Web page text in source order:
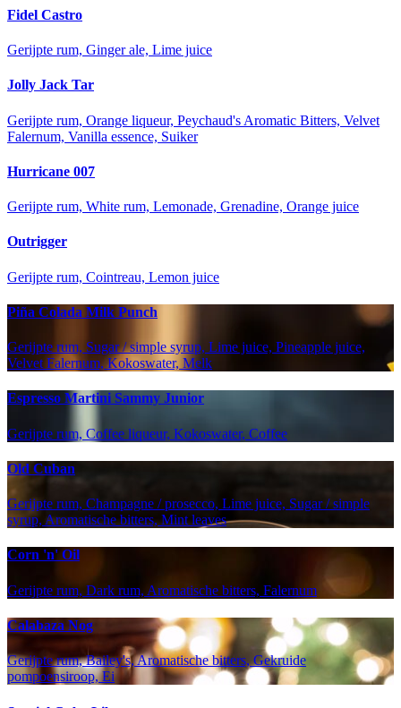
Fidel Castro
Gerijpte rum, Ginger ale, Lime juice
Jolly Jack Tar
Gerijpte rum, Orange liqueur, Peychaud's Aromatic Bitters, Velvet
Falernum, Vanilla essence, Suiker
Hurricane 007
Gerijpte rum, White rum, Lemonade, Grenadine, Orange juice
Outrigger
Gerijpte rum, Cointreau, Lemon juice
Piña Colada Milk Punch
Gerijpte rum, Sugar / simple syrup, Lime juice, Pineapple juice,
Velvet Falernum, Kokoswater, Melk
Espresso Martini Sammy Junior
Gerijpte rum, Coffee liqueur, Kokoswater, Coffee
Old Cuban
Gerijpte rum, Champagne / prosecco, Lime juice, Sugar / simple
syrup, Aromatische bitters, Mint leaves
Corn 'n' Oil
Gerijpte rum, Dark rum, Aromatische bitters, Falernum
Calabaza Nog
Gerijpte rum, Bailey's, Aromatische bitters, Gekruide
pompoensiroop, Ei